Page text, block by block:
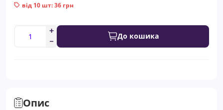
від 10 шт: 36 грн
До кошика
Опис